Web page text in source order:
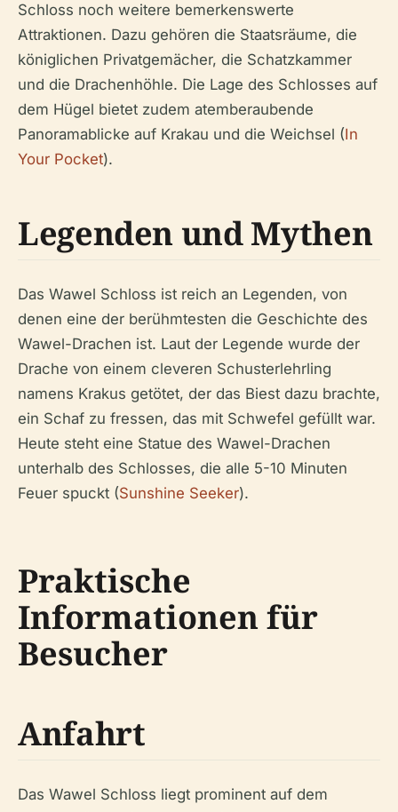
Schloss noch weitere bemerkenswerte
Attraktionen. Dazu gehören die Staatsräume, die
königlichen Privatgemächer, die Schatzkammer
und die Drachenhöhle. Die Lage des Schlosses auf
dem Hügel bietet zudem atemberaubende
Panoramablicke auf Krakau und die Weichsel (In
Your Pocket).
Legenden und Mythen
Das Wawel Schloss ist reich an Legenden, von
denen eine der berühmtesten die Geschichte des
Wawel-Drachen ist. Laut der Legende wurde der
Drache von einem cleveren Schusterlehrling
namens Krakus getötet, der das Biest dazu brachte,
ein Schaf zu fressen, das mit Schwefel gefüllt war.
Heute steht eine Statue des Wawel-Drachen
unterhalb des Schlosses, die alle 5-10 Minuten
Feuer spuckt (Sunshine Seeker).
Praktische
Informationen für
Besucher
Anfahrt
Das Wawel Schloss liegt prominent auf dem